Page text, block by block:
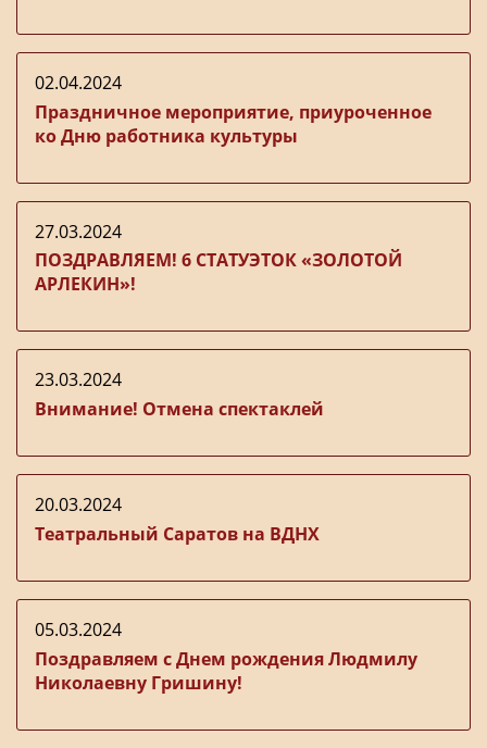
02.04.2024
Праздничное мероприятие, приуроченное
ко Дню работника культуры
27.03.2024
ПОЗДРАВЛЯЕМ! 6 СТАТУЭТОК «ЗОЛОТОЙ
АРЛЕКИН»!
23.03.2024
Внимание! Отмена спектаклей
20.03.2024
Театральный Саратов на ВДНХ
05.03.2024
Поздравляем с Днем рождения Людмилу
Николаевну Гришину!